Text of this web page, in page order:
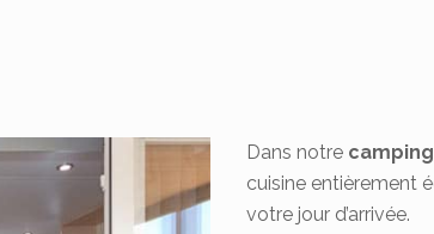
Dans notre
cuisine entièrement
votre jour d’arrivée.